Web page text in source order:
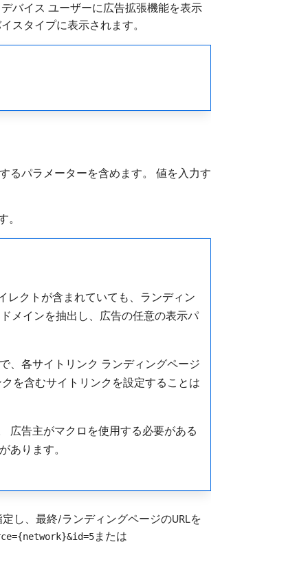
バイス ユーザーに広告拡張機能を表示
スタイプに表示されます。
るパラメーターを含めます。 値を入力す
レクトが含まれていても、ランディン
メインを抽出し、広告の任意の表示パ
、各サイトリンク ランディングページ
を含むサイトリンクを設定することは
広告主がマクロを使用する必要がある
あります。
し、最終/ランディングページのURLを
または